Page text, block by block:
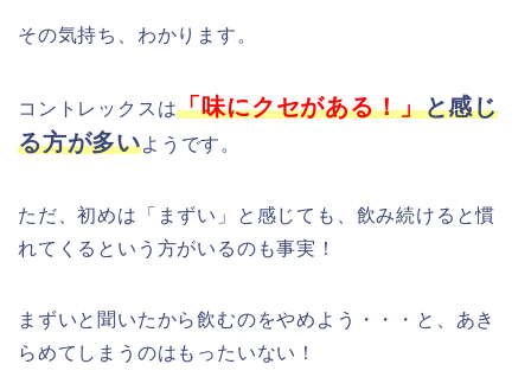
その気持ち、わかります。
コントレックスは「味にクセがある！」と感じ
る方が多いようです。
ただ、初めは「まずい」と感じても、飲み続けると慣
れてくるという方がいるのも事実！
まずいと聞いたから飲むのをやめよう・・・と、あき
らめてしまうのはもったいない！